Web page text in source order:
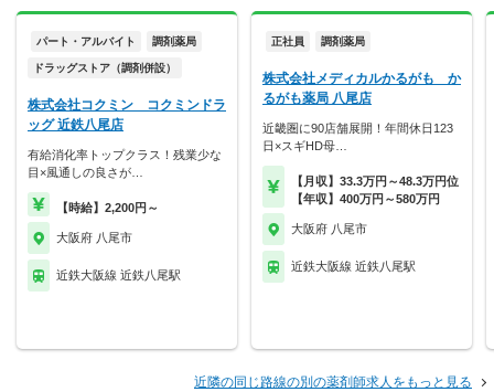
パート・アルバイト 調剤薬局
ドラッグストア（調剤併設）
株式会社コクミン コクミンドラ
ッグ 近鉄八尾店
有給消化率トップクラス！残業少な
目×風通しの良さが…
【時給】2,200円～
大阪府 八尾市
近鉄大阪線 近鉄八尾駅
正社員 調剤薬局
株式会社メディカルかるがも か
るがも薬局 八尾店
近畿圏に90店舗展開！年間休日123
日×スギHD母…
【月収】33.3万円～48.3万円位
【年収】400万円～580万円
大阪府 八尾市
近鉄大阪線 近鉄八尾駅
近隣の同じ路線の別の薬剤師求人をもっと見る